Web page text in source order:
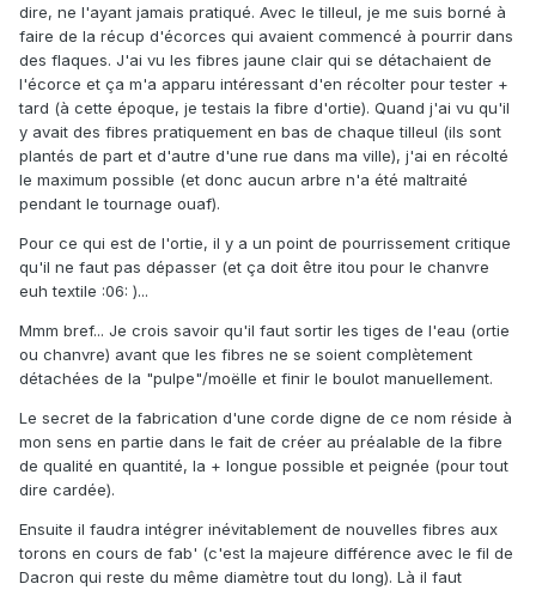
dire, ne l'ayant jamais pratiqué. Avec le tilleul, je me suis borné à
faire de la récup d'écorces qui avaient commencé à pourrir dans
des flaques. J'ai vu les fibres jaune clair qui se détachaient de
l'écorce et ça m'a apparu intéressant d'en récolter pour tester +
tard (à cette époque, je testais la fibre d'ortie). Quand j'ai vu qu'il
y avait des fibres pratiquement en bas de chaque tilleul (ils sont
plantés de part et d'autre d'une rue dans ma ville), j'ai en récolté
le maximum possible (et donc aucun arbre n'a été maltraité
pendant le tournage ouaf).
Pour ce qui est de l'ortie, il y a un point de pourrissement critique
qu'il ne faut pas dépasser (et ça doit être itou pour le chanvre
euh textile :06: )...
Mmm bref... Je crois savoir qu'il faut sortir les tiges de l'eau (ortie
ou chanvre) avant que les fibres ne se soient complètement
détachées de la "pulpe"/moëlle et finir le boulot manuellement.
Le secret de la fabrication d'une corde digne de ce nom réside à
mon sens en partie dans le fait de créer au préalable de la fibre
de qualité en quantité, la + longue possible et peignée (pour tout
dire cardée).
Ensuite il faudra intégrer inévitablement de nouvelles fibres aux
torons en cours de fab' (c'est la majeure différence avec le fil de
Dacron qui reste du même diamètre tout du long). Là il faut